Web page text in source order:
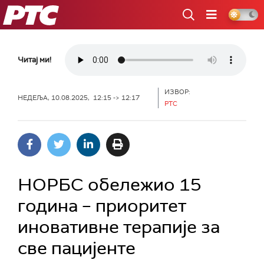
РТС
Читај ми!
НЕДЕЉА, 10.08.2025, 12:15 -> 12:17
ИЗВОР:
РТС
НОРБС обележио 15
година – приоритет
иновативне терапије за
све пацијенте